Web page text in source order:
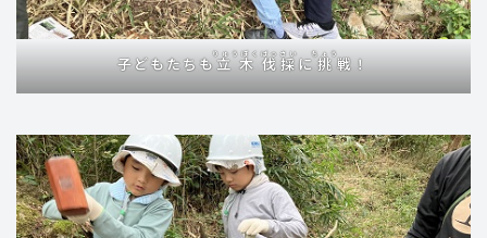
子どもたちも 立木
りゅうぼく
伐採
ばっさい
に 挑
ちょう
戦！